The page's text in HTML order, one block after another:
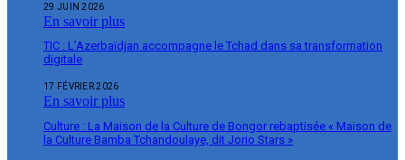
29 JUIN 2026
En savoir plus
TIC : L’Azerbaïdjan accompagne le Tchad dans sa transformation
digitale
17 FÉVRIER 2026
En savoir plus
Culture : La Maison de la Culture de Bongor rebaptisée « Maison de
la Culture Bamba Tchandoulaye, dit Jorio Stars »